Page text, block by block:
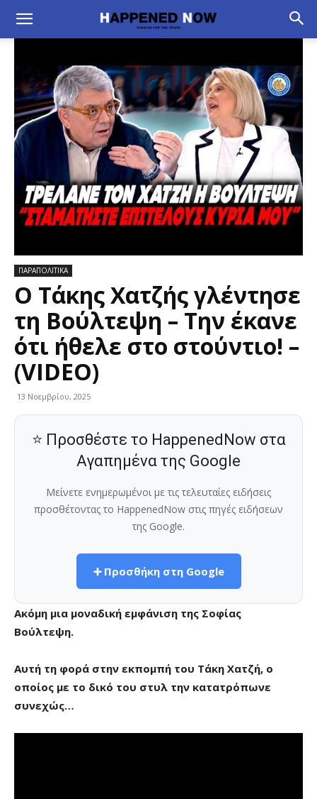
ΠΑΡΑΠΟΛΙΤΙΚΑ
O Tάκης Χατζής γλέντησε
τη Βούλτεψη – Την έκανε
ότι ήθελε στο στούντιο! –
(VIDEO)
13 Νοεμβρίου, 2025
⭐ Προσθέστε το HappenedNow στα
Αγαπημένα της Google
Μείνετε ενημερωμένοι με τις τελευταίες ειδήσεις
προσθέτοντας το HappenedNow στις πηγές ειδήσεων
της Google.
➕ Προσθήκη στη Google
Ακόμη μια μοναδική εμφάνιση της Σοφίας
Βούλτεψη.
Αυτή τη φορά στην εκπομπή του Τάκη Χατζή, ο
οποίος με το δικό του στυλ την κατατρόπωνε
συνεχώς…